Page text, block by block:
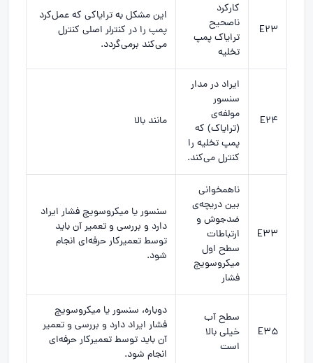
E23
کارکرد
ناصحیح
ترایاک پمپ
تخلیه
این مشکل به ترایاکی که عمل‌کرد
پمپ را در کنترلر اصلی کنترل
می‌کند برمی‌گردد.
E24
ایراد در مدار
سنسور
مولفه‌ی
(ترایاک) که
پمپ تخلیه را
کنترل می‌کند.
مانند بالا
E33
ناهمخوانی
بین دریچه‌ی
ضدجوش و
ارتباطات
سطح اول
میکروسویچ
فشار
سنسور یا میکروسویچ فشار ایراد
دارد و بررسی و تعمیر آن باید
توسط تعمیرکار حرفه‌ای انجام
شود.
E35
سطح آب
خیلی بالا
است
دوباره، سنسور یا میکروسویچ
فشار ایراد دارد و بررسی و تعمیر
آن باید توسط تعمیرکار حرفه‌ای
انجام شود.